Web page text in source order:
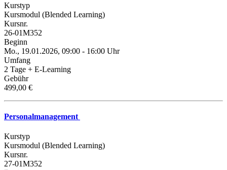
Kurstyp
Kursmodul (Blended Learning)
Kursnr.
26-01M352
Beginn
Mo., 19.01.2026, 09:00 - 16:00 Uhr
Umfang
2 Tage + E-Learning
Gebühr
499,00 €
Personalmanagement
Kurstyp
Kursmodul (Blended Learning)
Kursnr.
27-01M352